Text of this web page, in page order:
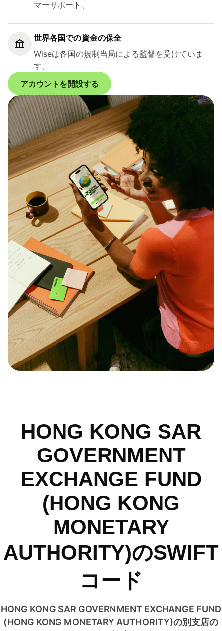
マーサポート。
世界各国での資金の保全
Wiseは各国の規制当局による監督を受けていま
す。
アカウントを開設する
HONG KONG SAR
GOVERNMENT
EXCHANGE FUND
(HONG KONG
MONETARY
AUTHORITY)のSWIFT
コード
HONG KONG SAR GOVERNMENT EXCHANGE FUND
(HONG KONG MONETARY AUTHORITY)の別支店の